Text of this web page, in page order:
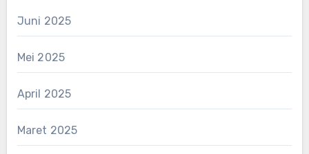
Juni 2025
Mei 2025
April 2025
Maret 2025